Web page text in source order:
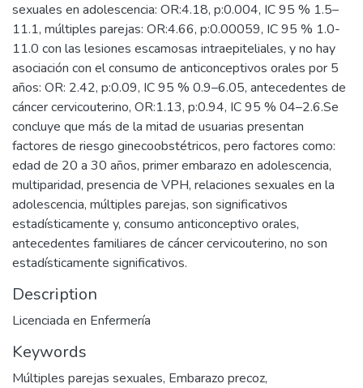
sexuales en adolescencia: OR:4.18, p:0.004, IC 95 % 1.5–
11.1, múltiples parejas: OR:4.66, p:0.00059, IC 95 % 1.0-
11.0 con las lesiones escamosas intraepiteliales, y no hay
asociación con el consumo de anticonceptivos orales por 5
años: OR: 2.42, p:0.09, IC 95 % 0.9–6.05, antecedentes de
cáncer cervicouterino, OR:1.13, p:0.94, IC 95 % 04–2.6.Se
concluye que más de la mitad de usuarias presentan
factores de riesgo ginecoobstétricos, pero factores como:
edad de 20 a 30 años, primer embarazo en adolescencia,
multiparidad, presencia de VPH, relaciones sexuales en la
adolescencia, múltiples parejas, son significativos
estadísticamente y, consumo anticonceptivo orales,
antecedentes familiares de cáncer cervicouterino, no son
estadísticamente significativos.
Description
Licenciada en Enfermería
Keywords
Múltiples parejas sexuales, Embarazo precoz,